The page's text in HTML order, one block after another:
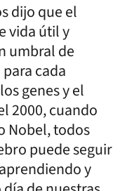
dijo que el
vida útil y
umbral de
cada
genes y el
2000, cuando
Nobel, todos
puede seguir
y